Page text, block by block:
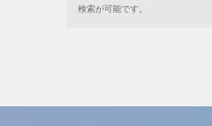
検索が可能です。